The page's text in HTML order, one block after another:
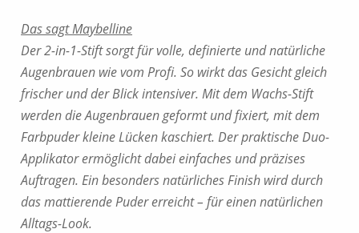
Das sagt Maybelline
Der 2-in-1-Stift sorgt für volle, definierte und natürliche
Augenbrauen wie vom Profi. So wirkt das Gesicht gleich
frischer und der Blick intensiver. Mit dem Wachs-Stift
werden die Augenbrauen geformt und fixiert, mit dem
Farbpuder kleine Lücken kaschiert. Der praktische Duo-
Applikator ermöglicht dabei einfaches und präzises
Auftragen. Ein besonders natürliches Finish wird durch
das mattierende Puder erreicht – für einen natürlichen
Alltags-Look.